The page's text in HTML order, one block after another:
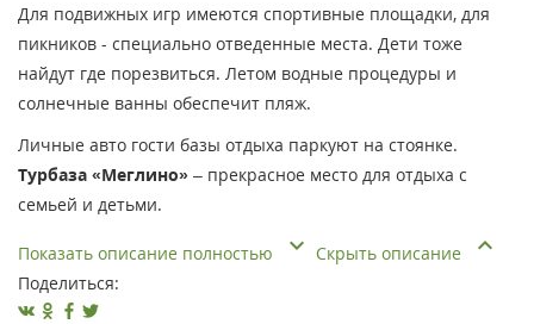
Для подвижных игр имеются спортивные площадки, для
пикников - специально отведенные места. Дети тоже
найдут где порезвиться. Летом водные процедуры и
солнечные ванны обеспечит пляж.
Личные авто гости базы отдыха паркуют на стоянке.
Турбаза «Меглино» – прекрасное место для отдыха с
семьей и детьми.
Показать описание полностью
Скрыть описание
Поделиться: